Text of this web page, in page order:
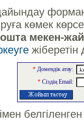
дайындау
көмек
мекен-
*Домендік атау:
*Сіздің Email: